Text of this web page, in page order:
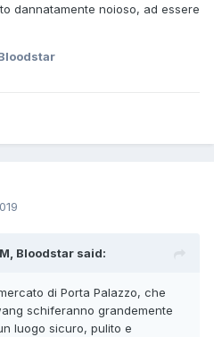
dannatamente noioso, ad essere
Bloodstar said:
di Porta Palazzo, che
schiferanno grandemente
luogo sicuro, pulito e